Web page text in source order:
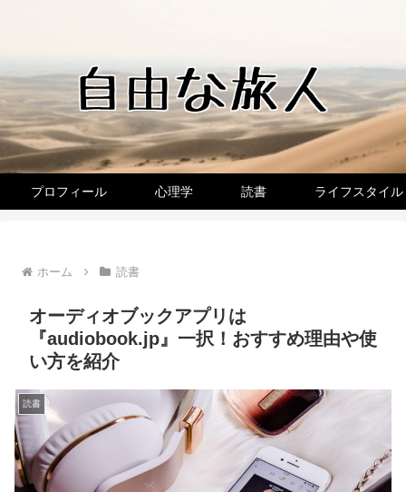
プロフィール 心理学 読書 ライフスタイル
ホーム 読書
オーディオブックアプリは
『audiobook.jp』一択！おすすめ理由や使
い方を紹介
読書